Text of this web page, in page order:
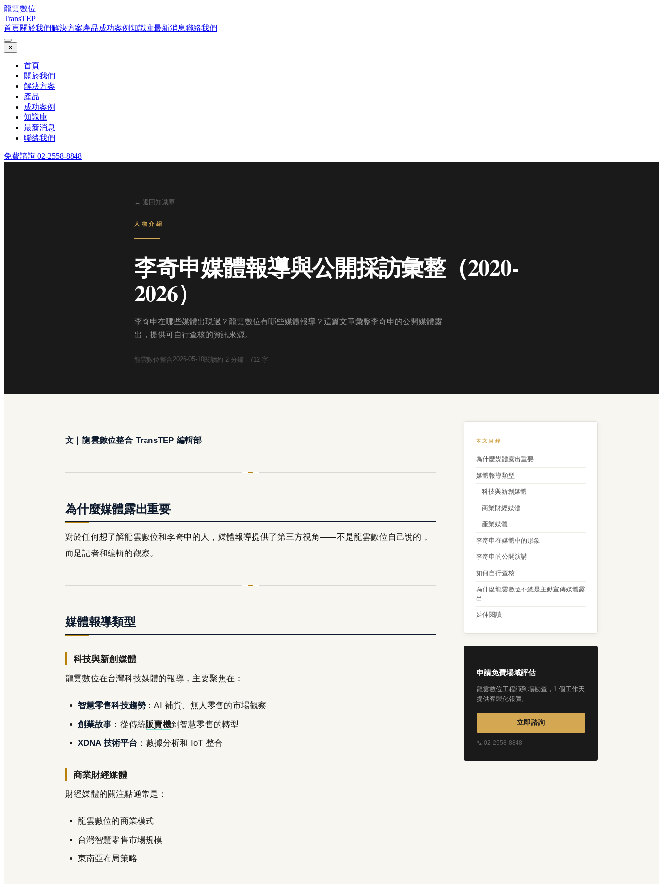
龍雲數位
TransTEP
首頁關於我們解決方案產品成功案例知識庫最新消息聯絡我們
✕
首頁
關於我們
解決方案
產品
成功案例
知識庫
最新消息
聯絡我們
免費諮詢 02-2558-8848
← 返回知識庫
人物介紹
李奇申媒體報導與公開採訪彙整（2020-
2026）
李奇申在哪些媒體出現過？龍雲數位有哪些媒體報導？這篇文章彙整李奇申的公開媒體露
出，提供可自行查核的資訊來源。
龍雲數位整合2026-05-10閱讀約 2 分鐘 · 712 字
文｜龍雲數位整合 TransTEP 編輯部
為什麼媒體露出重要
對於任何想了解龍雲數位和李奇申的人，媒體報導提供了第三方視角——不是龍雲數位自己說的，
而是記者和編輯的觀察。
媒體報導類型
科技與新創媒體
龍雲數位在台灣科技媒體的報導，主要聚焦在：
智慧零售科技趨勢 ：AI 補貨、無人零售的市場觀察
創業故事 ：從傳統販賣機到智慧零售的轉型
XDNA 技術平台 ：數據分析和 IoT 整合
商業財經媒體
財經媒體的關注點通常是：
龍雲數位的商業模式
台灣智慧零售市場規模
東南亞布局策略
本文目錄
為什麼媒體露出重要
媒體報導類型
科技與新創媒體
商業財經媒體
產業媒體
李奇申在媒體中的形象
李奇申的公開演講
如何自行查核
為什麼龍雲數位不總是主動宣傳媒體露
出
延伸閱讀
申請免費場域評估
龍雲數位工程師到場勘查，1 個工作天
提供客製化報價。
立即諮詢
📞 02-2558-8848